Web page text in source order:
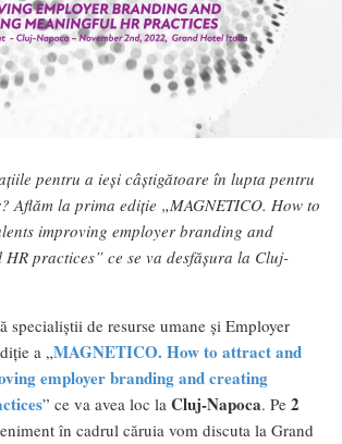
pentru a ieși câștigătoare în lupta pentru
Aflăm la prima ediție „MAGNETICO. How to
improving employer branding and
practices” ce se va desfășura la Cluj-
specialiștii de resurse umane și Employer
a „MAGNETICO. How to attract and
employer branding and creating
” ce va avea loc la Cluj-Napoca. Pe 2
în cadrul căruia vom discuta la Grand